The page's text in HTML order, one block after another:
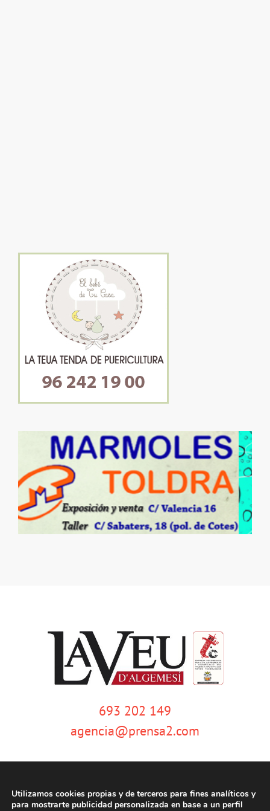
693 202 149
agencia@prensa2.com
Utilizamos cookies propias y de terceros para fines analíticos y
para mostrarte publicidad personalizada en base a un perfil